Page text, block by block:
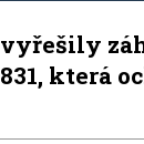
která